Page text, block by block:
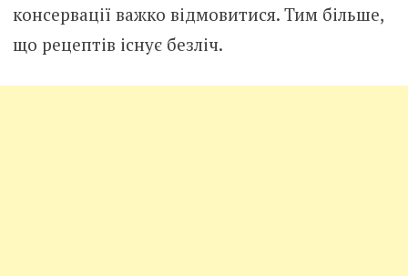
консервації важко відмовитися. Тим більше,
що рецептів існує безліч.